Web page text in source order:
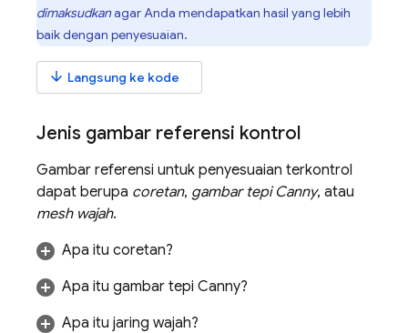
dimaksudkanagar Anda mendapatkan hasil yang lebih
baik dengan penyesuaian.
arrow_downward Langsung ke kode
Jenis gambar referensi kontrol
Gambar referensi untuk penyesuaian terkontrol
dapat berupa coretan, gambar tepi Canny, atau
mesh wajah.
Apa itu coretan?
Apa itu gambar tepi Canny?
Apa itu jaring wajah?